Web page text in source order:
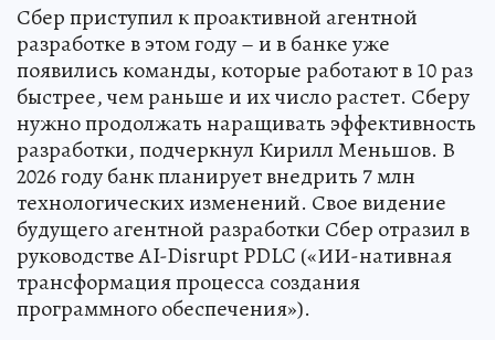
Сбер приступил к проактивной агентной
разработке в этом году – и в банке уже
появились команды, которые работают в 10 раз
быстрее, чем раньше и их число растет. Сберу
нужно продолжать наращивать эффективность
разработки, подчеркнул Кирилл Меньшов. В
2026 году банк планирует внедрить 7 млн
технологических изменений. Свое видение
будущего агентной разработки Сбер отразил в
руководстве AI-Disrupt PDLC («ИИ-нативная
трансформация процесса создания
программного обеспечения»).